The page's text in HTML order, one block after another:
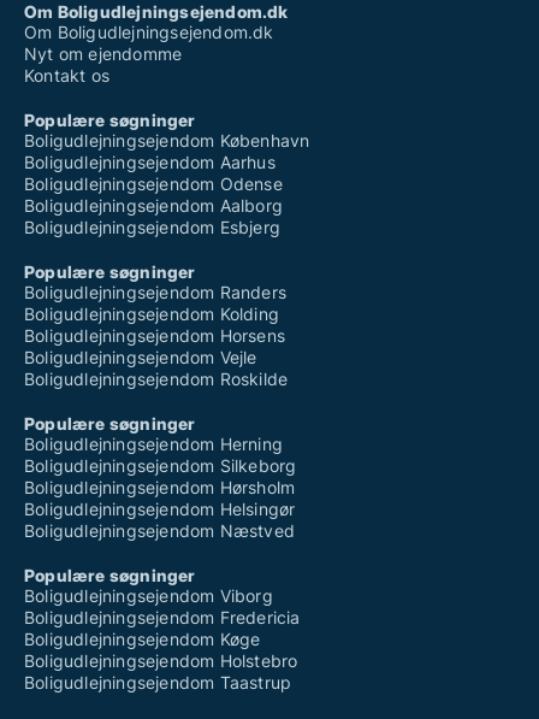
Om Boligudlejningsejendom.dk
Om Boligudlejningsejendom.dk
Nyt om ejendomme
Kontakt os
Populære søgninger
Boligudlejningsejendom København
Boligudlejningsejendom Aarhus
Boligudlejningsejendom Odense
Boligudlejningsejendom Aalborg
Boligudlejningsejendom Esbjerg
Populære søgninger
Boligudlejningsejendom Randers
Boligudlejningsejendom Kolding
Boligudlejningsejendom Horsens
Boligudlejningsejendom Vejle
Boligudlejningsejendom Roskilde
Populære søgninger
Boligudlejningsejendom Herning
Boligudlejningsejendom Silkeborg
Boligudlejningsejendom Hørsholm
Boligudlejningsejendom Helsingør
Boligudlejningsejendom Næstved
Populære søgninger
Boligudlejningsejendom Viborg
Boligudlejningsejendom Fredericia
Boligudlejningsejendom Køge
Boligudlejningsejendom Holstebro
Boligudlejningsejendom Taastrup